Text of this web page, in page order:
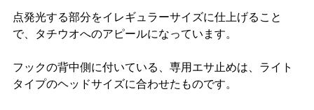
点発光する部分をイレギュラーサイズに仕上げること
で、タチウオへのアピールになっています。
フックの背中側に付いている、専用エサ止めは、ライト
タイプのヘッドサイズに合わせたものです。